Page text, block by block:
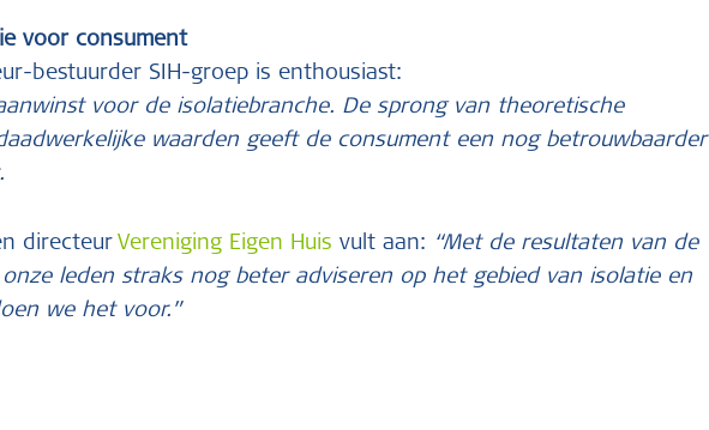
voor consument
bestuurder SIH-groep is enthousiast:
voor de isolatiebranche. De sprong van theoretische
waarden geeft de consument een nog betrouwbaarder
directeurVereniging Eigen Huis vult aan: “Met de resultaten van de
leden straks nog beter adviseren op het gebied van isolatie en
we het voor.”